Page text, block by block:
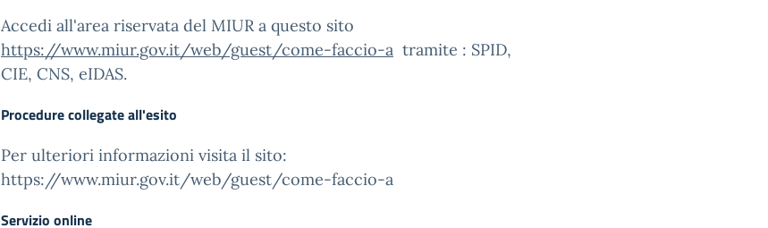
Accedi all'area riservata del MIUR a questo sito
https://www.miur.gov.it/web/guest/come-faccio-a tramite : SPID,
CIE, CNS, eIDAS.
Procedure collegate all'esito
Per ulteriori informazioni visita il sito:
https://www.miur.gov.it/web/guest/come-faccio-a
Servizio online